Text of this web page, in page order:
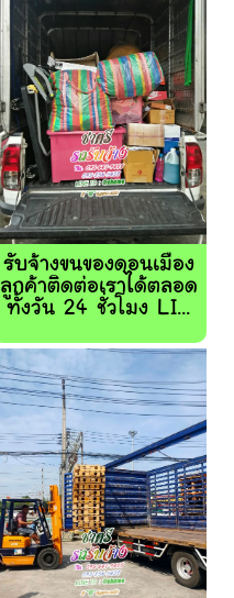
รับจ้างขนของดอนเมือง
ลูกค้าติดต่อเราได้ตลอด
ทั้งวัน 24 ชั่วโมง LI...